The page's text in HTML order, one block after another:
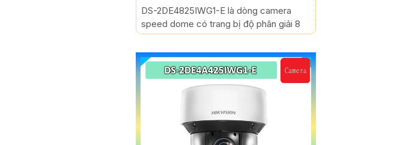
DS-2DE4825IWG1-E là dòng camera
speed dome có trang bị độ phân giải 8